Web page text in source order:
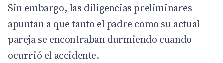
Sin embargo, las diligencias preliminares
apuntan a que tanto el padre como su actual
pareja se encontraban durmiendo cuando
ocurrió el accidente.